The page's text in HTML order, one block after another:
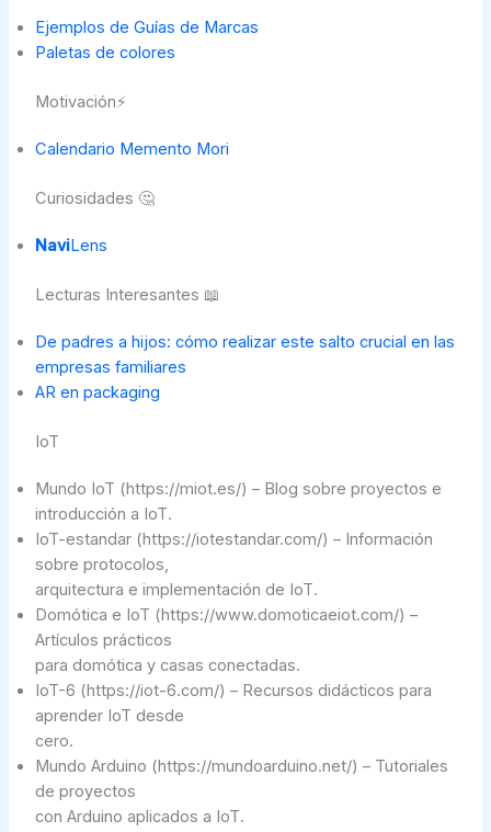
Ejemplos de Guías de Marcas
Paletas de colores
Motivación⚡
Calendario Memento Mori
Curiosidades 🤔
NaviLens
Lecturas Interesantes 📖
De padres a hijos: cómo realizar este salto crucial en las
empresas familiares
AR en packaging
IoT
Mundo IoT (https://miot.es/) – Blog sobre proyectos e
introducción a IoT.
IoT-estandar (https://iotestandar.com/) – Información
sobre protocolos,
arquitectura e implementación de IoT.
Domótica e IoT (https://www.domoticaeiot.com/) –
Artículos prácticos
para domótica y casas conectadas.
IoT-6 (https://iot-6.com/) – Recursos didácticos para
aprender IoT desde
cero.
Mundo Arduino (https://mundoarduino.net/) – Tutoriales
de proyectos
con Arduino aplicados a IoT.